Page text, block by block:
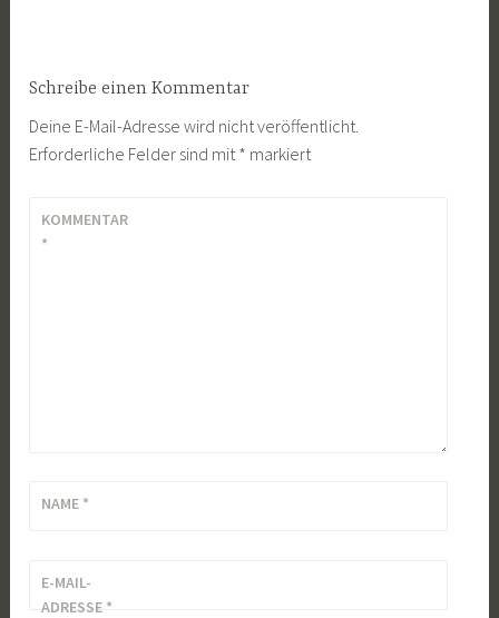
Schreibe einen Kommentar
Deine E-Mail-Adresse wird nicht veröffentlicht.
Erforderliche Felder sind mit* markiert
KOMMENTAR
*
NAME *
E-MAIL-
ADRESSE *